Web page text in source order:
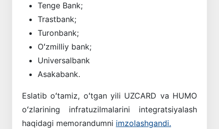
Tenge Bank;
Trastbank;
Turonbank;
Oʻzmilliy bank;
Universalbank
Asakabank.
Eslatib oʻtamiz, oʻtgan yili UZCARD va HUMO
oʻzlarining infratuzilmalarini integratsiyalash
haqidagi memorandumni imzolashgandi.